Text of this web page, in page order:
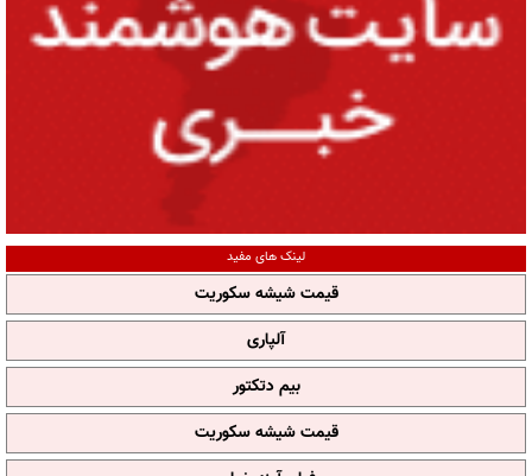
لینک های مفید
قیمت شیشه سکوریت
آلپاری
بیم دتکتور
قیمت شیشه سکوریت